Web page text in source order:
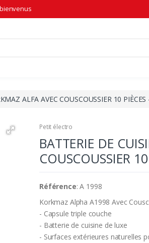
ALFA AVEC COUSCOUSSIER 10
Petit électro
BATTERIE DE
COUSCOUSSIER
Référence: A 1998
Korkmaz Alpha A1998 Avec
- Capsule triple couche
- Batterie de cuisine de luxe
- Surfaces extérieures naturelles